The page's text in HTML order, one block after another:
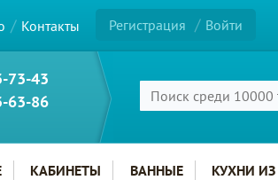
Контакты Регистрация Войти
73-43
63-86
КАБИНЕТЫ ВАННЫЕ КУХНИ